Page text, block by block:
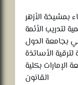
بمشيخة الأزهر
لتدريب الأئمة
بجامعة الدول
لترقية الأساتذة
الإمارات بكلية
القانون